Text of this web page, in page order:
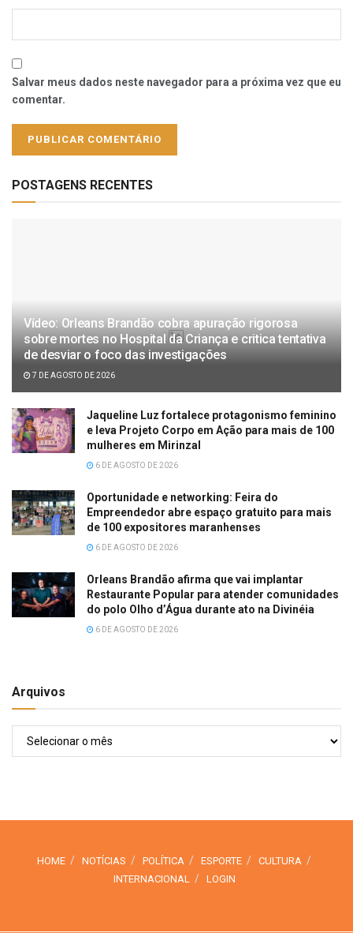
Salvar meus dados neste navegador para a próxima vez que eu
comentar.
POSTAGENS RECENTES
Vídeo: Orleans Brandão cobra apuração rigorosa
sobre mortes no Hospital da Criança e critica tentativa
de desviar o foco das investigações
7 DE AGOSTO DE 2026
Jaqueline Luz fortalece protagonismo feminino
e leva Projeto Corpo em Ação para mais de 100
mulheres em Mirinzal
6 DE AGOSTO DE 2026
Oportunidade e networking: Feira do
Empreendedor abre espaço gratuito para mais
de 100 expositores maranhenses
6 DE AGOSTO DE 2026
Orleans Brandão afirma que vai implantar
Restaurante Popular para atender comunidades
do polo Olho d’Água durante ato na Divinéia
6 DE AGOSTO DE 2026
Arquivos
HOME NOTÍCIAS POLÍTICA ESPORTE
CULTURA
INTERNACIONAL
LOGIN